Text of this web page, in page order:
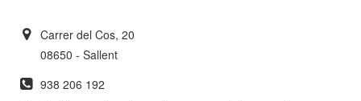
Carrer del Cos, 20
08650 - Sallent
938 206 192